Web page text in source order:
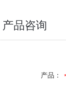
产品咨询
产品：